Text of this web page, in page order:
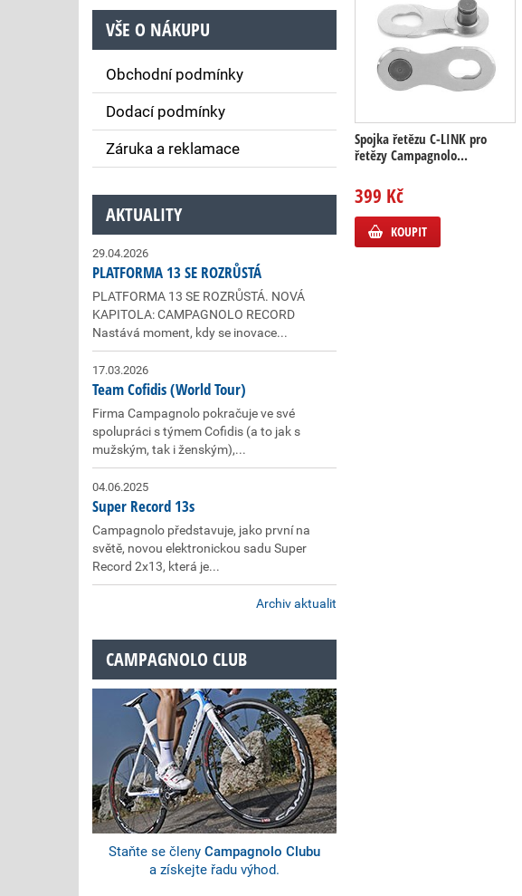
Spojka řetězu C-LINK pro
řetězy Campagnolo...
399 Kč
KOUPIT
VŠE O NÁKUPU
Obchodní podmínky
Dodací podmínky
Záruka a reklamace
AKTUALITY
29.04.2026
PLATFORMA 13 SE ROZRŮSTÁ
PLATFORMA 13 SE ROZRŮSTÁ. NOVÁ
KAPITOLA: CAMPAGNOLO RECORD
Nastává moment, kdy se inovace...
17.03.2026
Team Cofidis (World Tour)
Firma Campagnolo pokračuje ve své
spolupráci s týmem Cofidis (a to jak s
mužským, tak i ženským),...
04.06.2025
Super Record 13s
Campagnolo představuje, jako první na
světě, novou elektronickou sadu Super
Record 2x13, která je...
Archiv aktualit
CAMPAGNOLO CLUB
Staňte se členy Campagnolo Clubu
a získejte řadu výhod.